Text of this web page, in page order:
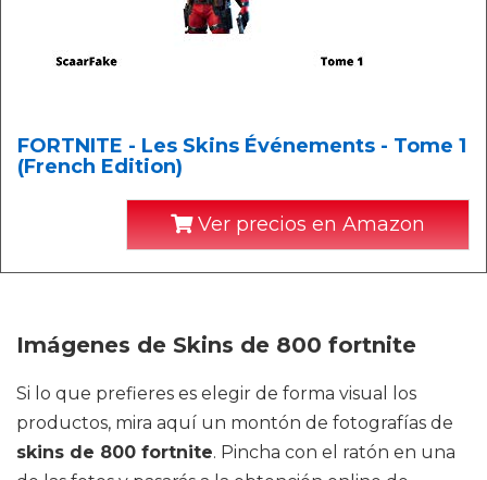
FORTNITE - Les Skins Événements - Tome 1
(French Edition)
Ver precios en Amazon
Imágenes de Skins de 800 fortnite
Si lo que prefieres es elegir de forma visual los
productos, mira aquí un montón de fotografías de
skins de 800 fortnite. Pincha con el ratón en una